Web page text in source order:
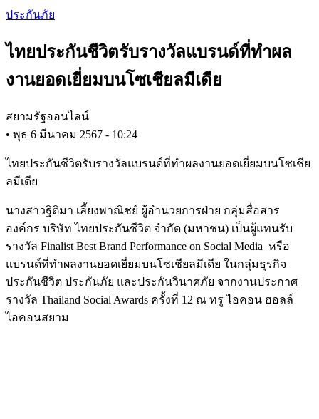
Skip
content
ประกันภัย
ไทยประกันชีวิตรับรางวัลแบรนด์ที่ทำผล
งานยอดเยี่ยมบนโซเชียลมีเดีย
สยามรัฐออนไลน์
• พุธ 6 มีนาคม 2567 - 10:24
ไทยประกันชีวิตรับรางวัลแบรนด์ที่ทำผลงานยอดเยี่ยมบนโซเชีย
ลมีเดีย
นางสาวฐิติมา เลี้ยงพาณิชย์ ผู้อำนวยการฝ่าย กลุ่มสื่อสาร
องค์กร บริษัท ไทยประกันชีวิต จำกัด (มหาชน) เป็นผู้แทนรับ
รางวัล Finalist Best Brand Performance on Social Media หรือ
แบรนด์ที่ทำผลงานยอดเยี่ยมบนโซเชียลมีเดีย ในกลุ่มธุรกิจ
ประกันชีวิต ประกันภัย และประกันวินาศภัย จากงานประกาศ
รางวัล Thailand Social Awards ครั้งที่ 12 ณ ทรู ไอคอน ฮอลล์
ไอคอนสยาม